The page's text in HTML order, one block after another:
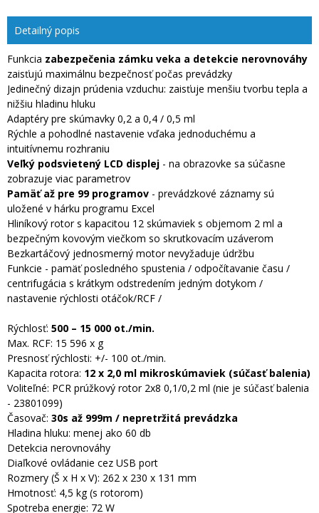
Detailný popis
Funkcia zabezpečenia zámku veka a detekcie nerovnováhy
zaisťujú maximálnu bezpečnosť počas prevádzky
Jedinečný dizajn prúdenia vzduchu: zaisťuje menšiu tvorbu tepla a
nižšiu hladinu hluku
Adaptéry pre skúmavky 0,2 a 0,4 / 0,5 ml
Rýchle a pohodlné nastavenie vďaka jednoduchému a
intuitívnemu rozhraniu
Veľký podsvietený LCD displej - na obrazovke sa súčasne
zobrazuje viac parametrov
Pamäť až pre 99 programov - prevádzkové záznamy sú
uložené v hárku programu Excel
Hliníkový rotor s kapacitou 12 skúmaviek s objemom 2 ml a
bezpečným kovovým viečkom so skrutkovacím uzáverom
Bezkartáčový jednosmerný motor nevyžaduje údržbu
Funkcie - pamäť posledného spustenia / odpočítavanie času /
centrifugácia s krátkym odstredením jedným dotykom /
nastavenie rýchlosti otáčok/RCF /
Rýchlosť: 500 – 15 000 ot./min.
Max. RCF: 15 596 x g
Presnosť rýchlosti: +/- 100 ot./min.
Kapacita rotora: 12 x 2,0 ml mikroskúmaviek (súčasť balenia)
Voliteľné: PCR prúžkový rotor 2x8 0,1/0,2 ml (nie je súčasť balenia
- 23801099)
Časovač: 30s až 999m / nepretržitá prevádzka
Hladina hluku: menej ako 60 db
Detekcia nerovnováhy
Diaľkové ovládanie cez USB port
Rozmery (Š x H x V): 262 x 230 x 131 mm
Hmotnosť: 4,5 kg (s rotorom)
Spotreba energie: 72 W